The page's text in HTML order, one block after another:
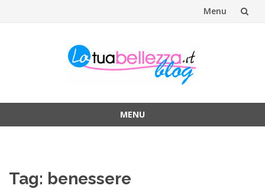
Menu
MENU
Tag: benessere